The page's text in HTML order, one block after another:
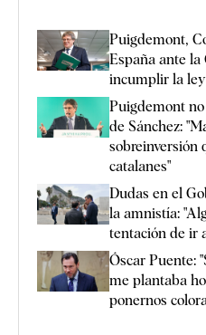
Puigdemont,
España ante
incumplir la
Puigdemont
de Sánchez:
sobreinversión
catalanes"
Dudas en el
la amnistía:
tentación de ir
Óscar Puente:
me plantaba
ponernos